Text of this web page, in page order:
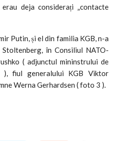
deja considerați „contacte
Putin, și el din familia KGB, n-a
în Consiliul NATO-
( adjunctul mininstrului de
), fiul generalului KGB Viktor
Werna Gerhardsen ( foto 3 ).